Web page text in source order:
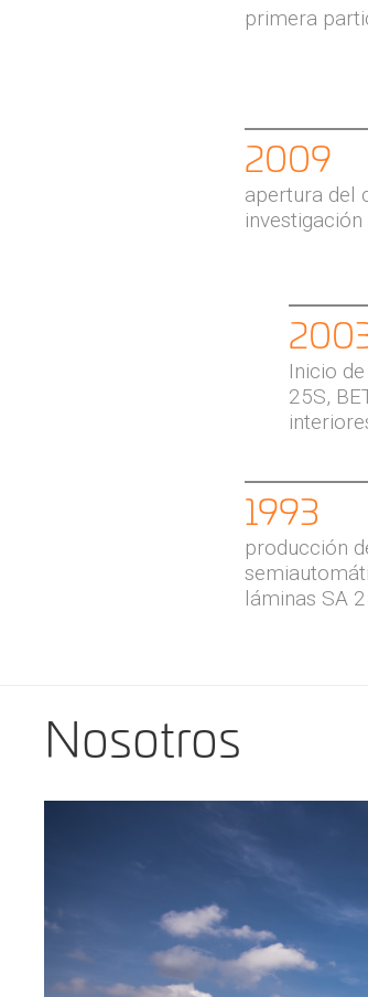
primera
2009
apertura del
investigación
Inicio
25S,
1993
producción
láminas SA
Nosotros